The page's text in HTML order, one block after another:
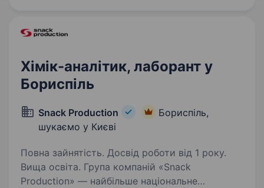
Хімік-аналітик, лаборант у
Бориспіль
Snack Production
Бориспіль,
шукаємо у Києві
Повна зайнятість. Досвід роботи від 1 року.
Вища освіта. Група компаній «Snack
Production» — найбільше національне